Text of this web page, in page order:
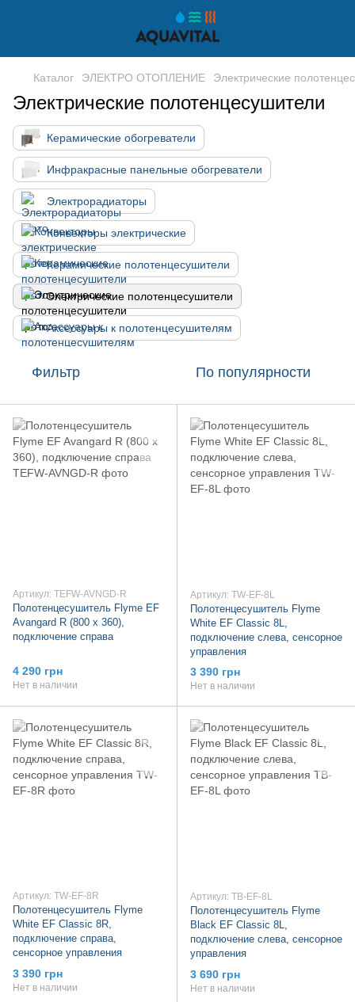
Каталог ЭЛЕКТРО ОТОПЛЕНИЕ Электрические
Электрические полотенцесушители
Керамические обогреватели
Инфракрасные панельные обогреватели
Электрорадиаторы
Конвекторы электрические
Керамические полотенцесушители
Электрические полотенцесушители
Аксессуары к полотенцесушителям
Фильтр По популярности
Артикул: TEFW-AVNGD-R
Полотенцесушитель Flyme EF
Avangard R (800 х 360),
подключение справа
4 290 грн
Нет в наличии
Артикул: TW-EF-8L
Полотенцесушитель Flyme
White EF Classic 8L,
подключение слева, сенсорное
управления
3 390 грн
Нет в наличии
Артикул: TW-EF-8R
Полотенцесушитель Flyme
White EF Classic 8R,
подключение справа,
сенсорное управления
3 390 грн
Нет в наличии
Артикул: TB-EF-8L
Полотенцесушитель Flyme
Black EF Classic 8L,
подключение слева, сенсорное
управления
3 690 грн
Нет в наличии